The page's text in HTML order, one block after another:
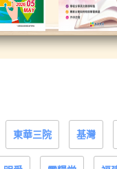
東華三院 基灣